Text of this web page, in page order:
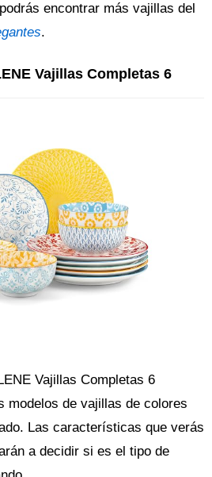
encontrar más vajillas del
.
Vajillas Completas 6
Vajillas Completas 6
modelos de vajillas de colores
Las características que verás
a decidir si es el tipo de